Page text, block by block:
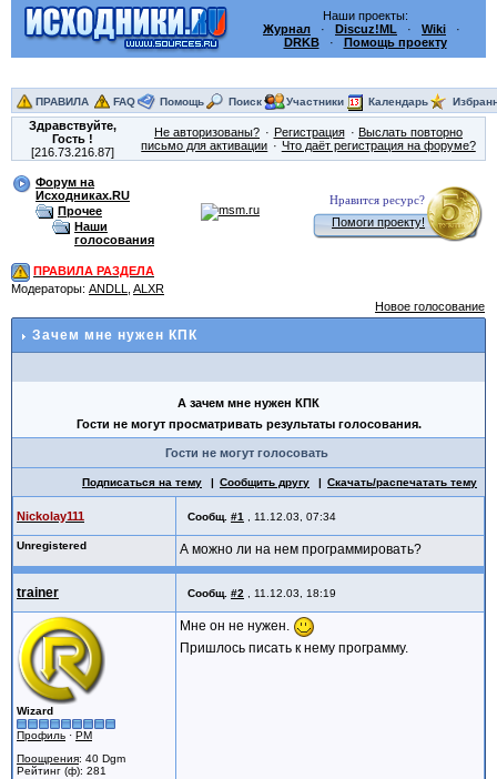
Наши проекты:
Журнал · Discuz!ML · Wiki ·
DRKB· Помощь проекту
ПРАВИЛА FAQ Помощь Поиск Участники Календарь
Здравствуйте,
Гость!
[216.73.216.87]
Не авторизованы? Регистрация
Выслать повторно
письмо для активации
Что даёт регистрация на форуме?
Форум на
Исходниках.RU
Прочее
Наши
голосования
Нравится ресурс?
Помоги проекту!
ПРАВИЛА РАЗДЕЛА
Модераторы: ANDLL
ALXR
Новое голосование
Зачем мне нужен КПК
А зачем мне нужен КПК
Гости не могут просматривать результаты голосования.
Гости не могут голосовать
Подписаться на тему Сообщить другу Скачать/распечатать тему
Nickolay111 Сообщ. #1 11.12.03, 07:34
Unregistered А можно ли на нем программировать?
trainer Сообщ. #2 11.12.03, 18:19
Wizard
Профиль · PM
Поощрения: 40 Dgm
Рейтинг (ф): 281
Мне он не нужен.
Пришлось писать к нему программу.